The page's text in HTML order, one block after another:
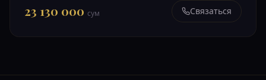
23 130 000 сум Связаться